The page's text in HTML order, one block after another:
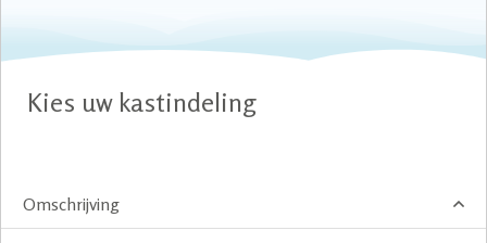
Kies uw kastindeling
Omschrijving